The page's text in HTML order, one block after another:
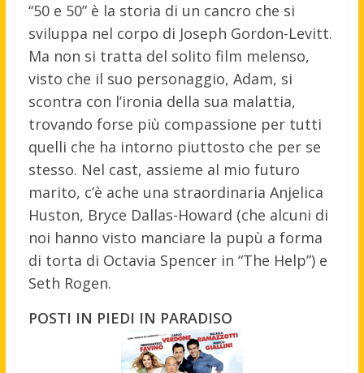
“50 e 50” è la storia di un cancro che si
sviluppa nel corpo di Joseph Gordon-Levitt.
Ma non si tratta del solito film melenso,
visto che il suo personaggio, Adam, si
scontra con l’ironia della sua malattia,
trovando forse più compassione per tutti
quelli che ha intorno piuttosto che per se
stesso. Nel cast, assieme al mio futuro
marito, c’è ache una straordinaria Anjelica
Huston, Bryce Dallas-Howard (che alcuni di
noi hanno visto manciare la pupù a forma
di torta di Octavia Spencer in “The Help”) e
Seth Rogen.
POSTI IN PIEDI IN PARADISO